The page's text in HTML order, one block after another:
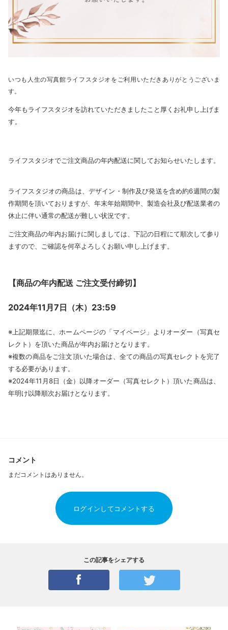
いつも人生の写真館ライフスタジオをご利用いただきありがとうございま
す。
今年もライフスタジオを訪れていただきましたこと厚くお礼申し上げま
す。
ライフスタジオでご注文商品の年内配送に関してお知らせいたします。
ライフスタジオの商品は、デザイン・制作及び発送を含め約6週間の製
作期間を頂いておりますが、年末年始期間中、製造会社及び配送業者の
休止に伴い通常の配送が難しい状況です。
ご注文商品の年内お届けに関しましては、下記の日程にて順次して参り
ますので、ご確認を何卒よろしくお願い申し上げます。
【商品の年内配送 ご注文受付締切】
2024年11月7日（木）23:59
※上記期限迄に、ホームページの「マイページ」よりオーダー（写真セ
レクト）を頂いた商品が年内お届けとなります。
※複数の商品をご注文頂いた場合は、全ての商品の写真セレクトを完了
する必要があります。
※2024年11月8日（金）以降オーダー（写真セレクト）頂いた商品は、
年明け以降順次お届けとなります。
コメント
まだコメントはありません。
ログインしてコメントする
この記事をシェアする